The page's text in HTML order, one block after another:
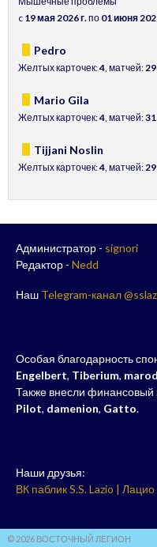
c 19 мая 2026 г. по 01 июня
Pedro
Желтых карточек:4 , матчей: 29
Mario Gila
Желтых карточек:4 , матчей:31
Tijjani Noslin
Желтых карточек:4 , матчей: 29
Администратор - signori
Редактор - Nedd
Наш Telegram-канал
Особая благодарность
Engelbert, Tiberium,
Также внесли финансовый
Pilot, damenion, Gatto.
Наши друзья:
ВК паблик S.S. Lazio | Лацио
© 2026 ВОСТОЧНЫЙ ЛЕГИОН